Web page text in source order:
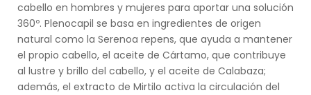
cabello en hombres y mujeres para aportar una solución
360º. Plenocapil se basa en ingredientes de origen
natural como la Serenoa repens, que ayuda a mantener
el propio cabello, el aceite de Cártamo, que contribuye
al lustre y brillo del cabello, y el aceite de Calabaza;
además, el extracto de Mirtilo activa la circulación del